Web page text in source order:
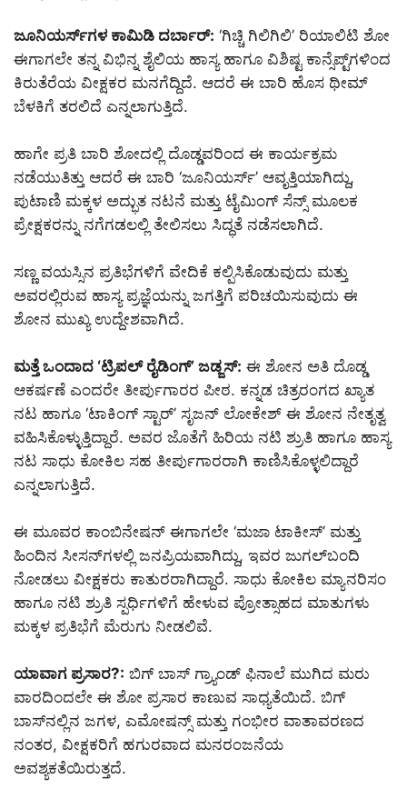
ಜೂನಿಯರ್ಸ್‌ಗಳ ಕಾಮಿಡಿ ದರ್ಬಾರ್: ‘ಗಿಚ್ಚಿ ಗಿಲಿಗಿಲಿ’ ರಿಯಾಲಿಟಿ ಶೋ
ಈಗಾಗಲೇ ತನ್ನ ವಿಭಿನ್ನ ಶೈಲಿಯ ಹಾಸ್ಯ ಹಾಗೂ ವಿಶಿಷ್ಟ ಕಾನ್ಸೆಪ್ಟ್‌ಗಳಿಂದ
ಕಿರುತೆರೆಯ ವೀಕ್ಷಕರ ಮನಗೆದ್ದಿದೆ. ಆದರೆ ಈ ಬಾರಿ ಹೊಸ ಥೀಮ್‌
ಬೆಳಕಿಗೆ ತರಲಿದೆ ಎನ್ನಲಾಗುತ್ತಿದೆ.
ಹಾಗೇ ಪ್ರತಿ ಬಾರಿ ಶೋದಲ್ಲಿ ದೊಡ್ಡವರಿಂದ ಈ ಕಾರ್ಯಕ್ರಮ
ನಡೆಯುತಿತ್ತು ಆದರೆ ಈ ಬಾರಿ ‘ಜೂನಿಯರ್ಸ್’ ಆವೃತ್ತಿಯಾಗಿದ್ದು,
ಪುಟಾಣಿ ಮಕ್ಕಳ ಅದ್ಭುತ ನಟನೆ ಮತ್ತು ಟೈಮಿಂಗ್ ಸೆನ್ಸ್ ಮೂಲಕ
ಪ್ರೇಕ್ಷಕರನ್ನು ನಗೆಗಡಲಲ್ಲಿ ತೇಲಿಸಲು ಸಿದ್ಧತೆ ನಡೆಸಲಾಗಿದೆ.
ಸಣ್ಣ ವಯಸ್ಸಿನ ಪ್ರತಿಭೆಗಳಿಗೆ ವೇದಿಕೆ ಕಲ್ಪಿಸಿಕೊಡುವುದು ಮತ್ತು
ಅವರಲ್ಲಿರುವ ಹಾಸ್ಯ ಪ್ರಜ್ಞೆಯನ್ನು ಜಗತ್ತಿಗೆ ಪರಿಚಯಿಸುವುದು ಈ
ಶೋನ ಮುಖ್ಯ ಉದ್ದೇಶವಾಗಿದೆ.
ಮತ್ತೆ ಒಂದಾದ ‘ಟ್ರಿಪಲ್ ರೈಡಿಂಗ್’ ಜಡ್ಜಸ್: ಈ ಶೋನ ಅತಿ ದೊಡ್ಡ
ಆಕರ್ಷಣೆ ಎಂದರೇ ತೀರ್ಪುಗಾರರ ಪೀಠ. ಕನ್ನಡ ಚಿತ್ರರಂಗದ ಖ್ಯಾತ
ನಟ ಹಾಗೂ ‘ಟಾಕಿಂಗ್ ಸ್ಟಾರ್’ ಸೃಜನ್ ಲೋಕೇಶ್ ಈ ಶೋನ ನೇತೃತ್ವ
ವಹಿಸಿಕೊಳ್ಳುತ್ತಿದ್ದಾರೆ. ಅವರ ಜೊತೆಗೆ ಹಿರಿಯ ನಟಿ ಶ್ರುತಿ ಹಾಗೂ ಹಾಸ್ಯ
ನಟ ಸಾಧು ಕೋಕಿಲ ಸಹ ತೀರ್ಪುಗಾರರಾಗಿ ಕಾಣಿಸಿಕೊಳ್ಳಲಿದ್ದಾರೆ
ಎನ್ನಲಾಗುತ್ತಿದೆ.
ಈ ಮೂವರ ಕಾಂಬಿನೇಷನ್ ಈಗಾಗಲೇ ‘ಮಜಾ ಟಾಕೀಸ್’ ಮತ್ತು
ಹಿಂದಿನ ಸೀಸನ್‌ಗಳಲ್ಲಿ ಜನಪ್ರಿಯವಾಗಿದ್ದು, ಇವರ ಜುಗಲ್‌ಬಂದಿ
ನೋಡಲು ವೀಕ್ಷಕರು ಕಾತುರರಾಗಿದ್ದಾರೆ. ಸಾಧು ಕೋಕಿಲ ಮ್ಯಾನರಿಸಂ
ಹಾಗೂ ನಟಿ ಶ್ರುತಿ ಸ್ಪರ್ಧಿಗಳಿಗೆ ಹೇಳುವ ಪ್ರೋತ್ಸಾಹದ ಮಾತುಗಳು
ಮಕ್ಕಳ ಪ್ರತಿಭೆಗೆ ಮೆರುಗು ನೀಡಲಿವೆ.
ಯಾವಾಗ ಪ್ರಸಾರ?: ಬಿಗ್ ಬಾಸ್ ಗ್ರ್ಯಾಂಡ್ ಫಿನಾಲೆ ಮುಗಿದ ಮರು
ವಾರದಿಂದಲೇ ಈ ಶೋ ಪ್ರಸಾರ ಕಾಣುವ ಸಾಧ್ಯತೆಯಿದೆ. ಬಿಗ್
ಬಾಸ್‌ನಲ್ಲಿನ ಜಗಳ, ಎಮೋಷನ್ಸ್ ಮತ್ತು ಗಂಭೀರ ವಾತಾವರಣದ
ನಂತರ, ವೀಕ್ಷಕರಿಗೆ ಹಗುರವಾದ ಮನರಂಜನೆಯ
ಅವಶ್ಯಕತೆಯಿರುತ್ತದೆ.